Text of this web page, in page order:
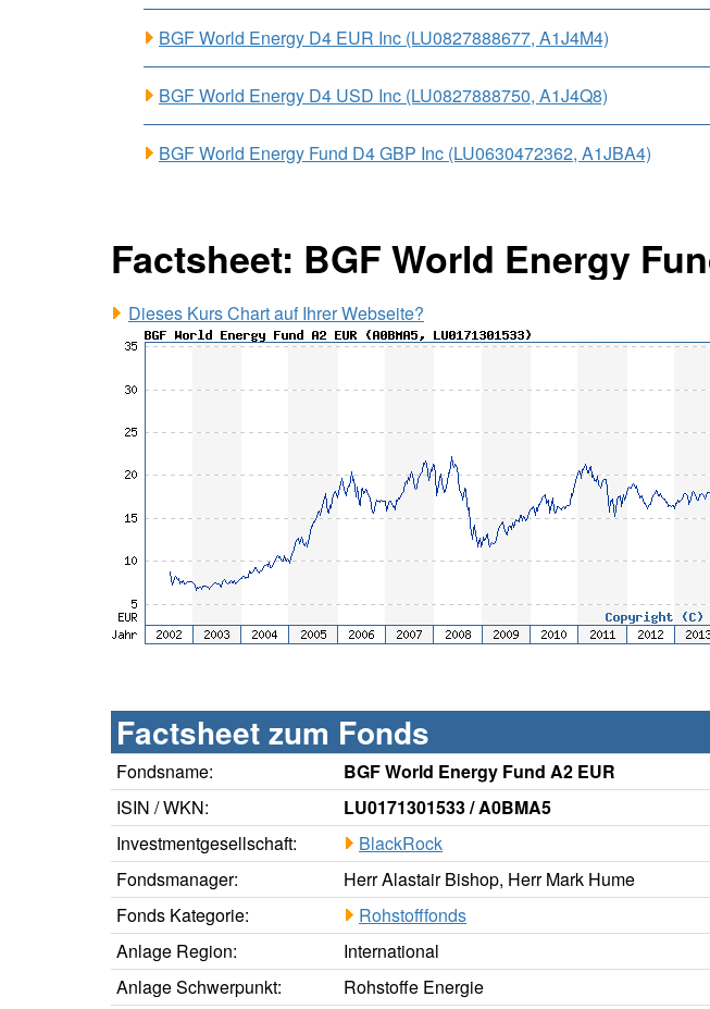
BGF World Energy D4 EUR Inc (LU0827888677, A1J4M4)
BGF World Energy D4 USD Inc (LU0827888750, A1J4Q8)
BGF World Energy Fund D4 GBP Inc (LU0630472362, A1JBA4)
Factsheet: BGF World Energy
Dieses Kurs Chart auf Ihrer Webseite?
Factsheet zum Fonds
Fondsname:
BGF World Energy Fund A2 EUR
ISIN / WKN:
LU0171301533 / A0BMA5
Investmentgesellschaft:
BlackRock
Fondsmanager:
Herr Alastair Bishop, Herr Mark Hume
Fonds Kategorie:
Rohstofffonds
Anlage Region:
International
Anlage Schwerpunkt:
Rohstoffe Energie